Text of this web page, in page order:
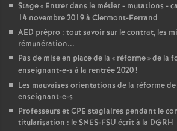
Stage « Entrer dans le métier - mutations -
14 novembre 2019 à Clermont-Ferrand
AED prépro : tout savoir sur le contrat, les
rémunération...
Pas de mise en place de la « réforme» de la
enseignant-e-s à la rentrée 2020!
Les mauvaises orientations de la réforme
enseignant-e-s
Professeurs et CPE stagiaires pendant le
titularisation : le SNES-FSU écrit à la DGRH